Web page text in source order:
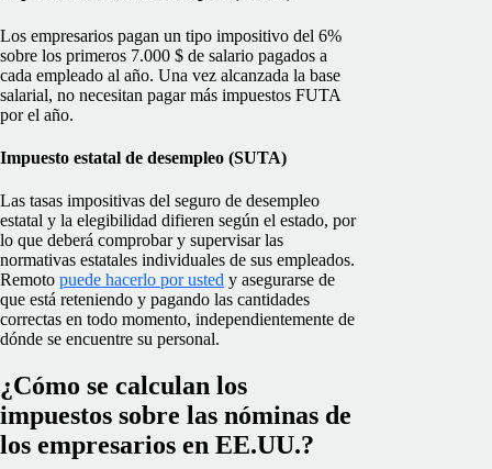
Los empresarios pagan un tipo impositivo del 6%
sobre los primeros 7.000 $ de salario pagados a
cada empleado al año. Una vez alcanzada la base
salarial, no necesitan pagar más impuestos FUTA
por el año.
Impuesto estatal de desempleo (SUTA)
Las tasas impositivas del seguro de desempleo
estatal y la elegibilidad difieren según el estado, por
lo que deberá comprobar y supervisar las
normativas estatales individuales de sus empleados.
Remoto puede hacerlo por usted y asegurarse de
que está reteniendo y pagando las cantidades
correctas en todo momento, independientemente de
dónde se encuentre su personal.
¿Cómo se calculan los
impuestos sobre las nóminas de
los empresarios en EE.UU.?